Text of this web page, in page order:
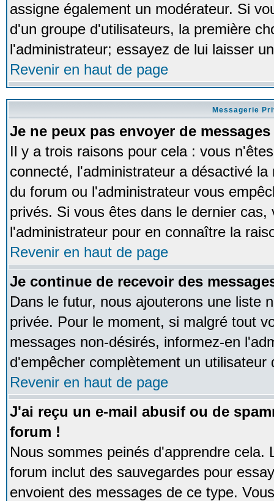
assigne également un modérateur. Si
d'un groupe d'utilisateurs, la première
l'administrateur; essayez de lui laisser
Revenir en haut de page
Messagerie
Je ne peux pas envoyer de
Il y a trois raisons pour cela : vous
connecté, l'administrateur a désactivé
du forum ou l'administrateur vous
privés. Si vous êtes dans le dernier
l'administrateur pour en connaître la
Revenir en haut de page
Je continue de recevoir des
Dans le futur, nous ajouterons une liste
privée. Pour le moment, si malgré tout
messages non-désirés, informez-en
d'empêcher complètement un
Revenir en haut de page
J'ai reçu un e-mail abusif ou de
forum !
Nous sommes peinés d'apprendre cela.
forum inclut des sauvegardes pour
envoient des messages de ce type.